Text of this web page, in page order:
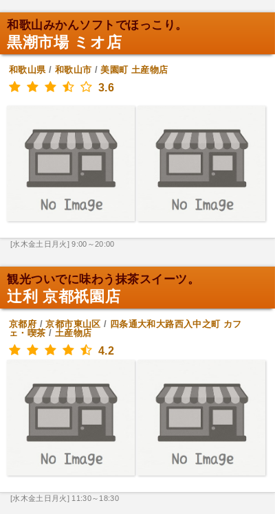
和歌山みかんソフトでほっこり。
黒潮市場 ミオ店
和歌山県/ 和歌山市 /美園町 土産物店
3.6
[水木金土日月火] 9:00～20:00
観光ついでに味わう抹茶スイーツ。
辻利 京都祇園店
京都府 /京都市東山区 / 四条通大和大路西入中之町 カフ
ェ・喫茶 / 土産物店
4.2
[水木金土日月火] 11:30～18:30